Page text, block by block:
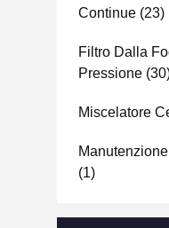
Continue (23)
Filtro Dalla
Pressione
Miscelatore
(1)